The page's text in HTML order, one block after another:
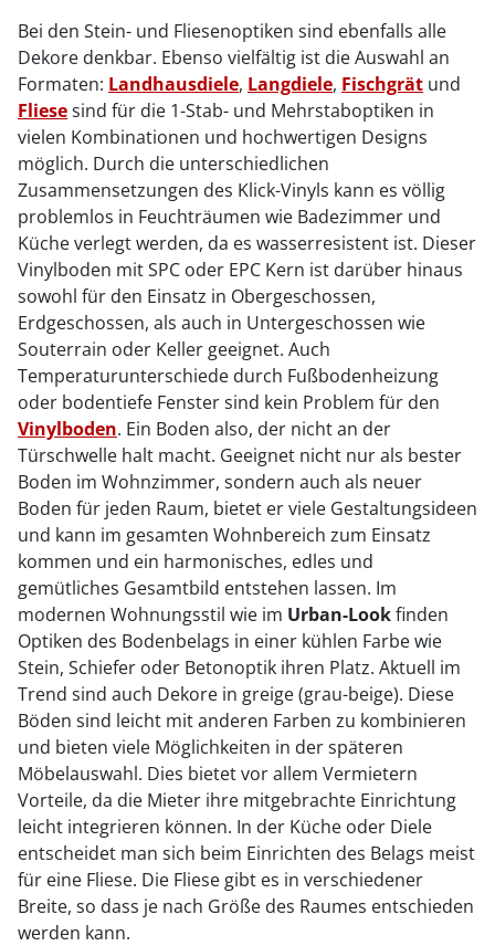
Bei den Stein- und Fliesenoptiken sind ebenfalls alle
Dekore denkbar. Ebenso vielfältig ist die Auswahl an
Formaten: Landhausdiele, Langdiele, Fischgrät und
Fliesesind für die 1-Stab- und Mehrstaboptiken in
vielen Kombinationen und hochwertigen Designs
möglich. Durch die unterschiedlichen
Zusammensetzungen des Klick-Vinyls kann es völlig
problemlos in Feuchträumen wie Badezimmer und
Küche verlegt werden, da es wasserresistent ist. Dieser
Vinylboden mit SPC oder EPC Kern ist darüber hinaus
sowohl für den Einsatz in Obergeschossen,
Erdgeschossen, als auch in Untergeschossen wie
Souterrain oder Keller geeignet. Auch
Temperaturunterschiede durch Fußbodenheizung
oder bodentiefe Fenster sind kein Problem für den
Vinylboden. Ein Boden also, der nicht an der
Türschwelle halt macht. Geeignet nicht nur als bester
Boden im Wohnzimmer, sondern auch als neuer
Boden für jeden Raum, bietet er viele Gestaltungsideen
und kann im gesamten Wohnbereich zum Einsatz
kommen und ein harmonisches, edles und
gemütliches Gesamtbild entstehen lassen. Im
modernen Wohnungsstil wie im Urban-Lookfinden
Optiken des Bodenbelags in einer kühlen Farbe wie
Stein, Schiefer oder Betonoptik ihren Platz. Aktuell im
Trend sind auch Dekore in greige (grau-beige). Diese
Böden sind leicht mit anderen Farben zu kombinieren
und bieten viele Möglichkeiten in der späteren
Möbelauswahl. Dies bietet vor allem Vermietern
Vorteile, da die Mieter ihre mitgebrachte Einrichtung
leicht integrieren können. In der Küche oder Diele
entscheidet man sich beim Einrichten des Belags meist
für eine Fliese. Die Fliese gibt es in verschiedener
Breite, so dass je nach Größe des Raumes entschieden
werden kann.